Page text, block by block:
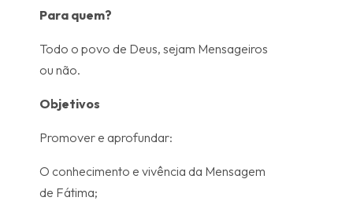
Para quem?
Todo o povo de Deus, sejam Mensageiros
ou não.
Objetivos
Promover e aprofundar:
O conhecimento e vivência da Mensagem
de Fátima;